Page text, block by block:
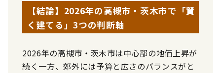
【結論】2026年の高槻市・茨木市で「賢
く建てる」3つの判断軸
2026年の高槻市・茨木市は中心部の地価上昇が
続く一方、郊外には予算と広さのバランスがと